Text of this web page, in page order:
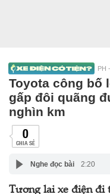
PH
Toyota công bố
gấp đôi quãng
nghìn km
0
CHIA SẺ
Nghe đọc bài 2:20
Tương lai xe điện đi